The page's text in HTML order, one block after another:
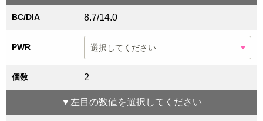
BC/DIA 8.7/14.0
PWR
個数 2
▼ 左目 の数値を選択してください